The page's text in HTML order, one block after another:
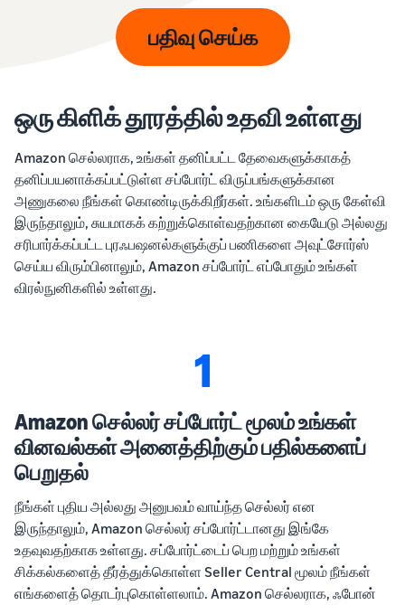
பதிவு செய்க
ஒரு கிளிக் தூரத்தில் உதவி உள்ளது
Amazon செல்லராக, உங்கள் தனிப்பட்ட தேவைகளுக்காகத்
தனிப்பயனாக்கப்பட்டுள்ள சப்போர்ட் விருப்பங்களுக்கான
அணுகலை நீங்கள் கொண்டிருக்கிறீர்கள். உங்களிடம் ஒரு கேள்வி
இருந்தாலும், சுயமாகக் கற்றுக்கொள்வதற்கான கையேடு அல்லது
சரிபார்க்கப்பட்ட புரஃபஷனல்களுக்குப் பணிகளை அவுட்சோர்ஸ்
செய்ய விரும்பினாலும், Amazon சப்போர்ட் எப்போதும் உங்கள்
விரல்நுனிகளில் உள்ளது.
1
Amazon செல்லர் சப்போர்ட் மூலம் உங்கள்
வினவல்கள் அனைத்திற்கும் பதில்களைப்
பெறுதல்
நீங்கள் புதிய அல்லது அனுபவம் வாய்ந்த செல்லர் என
இருந்தாலும், Amazon செல்லர் சப்போர்ட்டானது இங்கே
உதவுவதற்காக உள்ளது. சப்போர்ட்டைப் பெற மற்றும் உங்கள்
சிக்கல்களைத் தீர்த்துக்கொள்ள Seller Central மூலம் நீங்கள்
எங்களைத் தொடர்புகொள்ளலாம். Amazon செல்லராக, ஃபோன்